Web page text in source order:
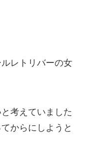
レトリバーの女
考えていました
からにしようと